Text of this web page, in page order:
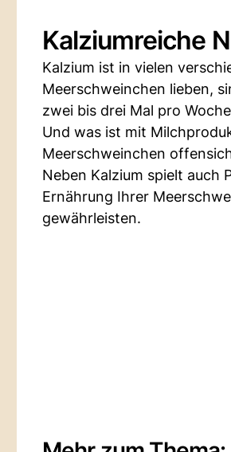
Kalziumreiche
Kalzium ist in vielen
Meerschweinchen lieben,
zwei bis drei Mal pro
Und was ist mit
Meerschweinchen
Neben Kalzium spielt auch
Ernährung Ihrer
gewährleisten.